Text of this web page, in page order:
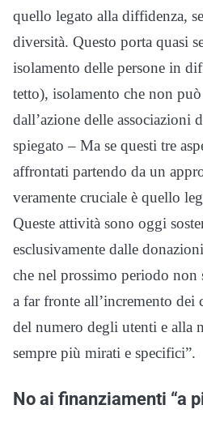
quello legato alla diffidenza,
diversità. Questo porta quasi
isolamento delle persone in
tetto), isolamento che non può
dall’azione delle associazioni
spiegato – Ma se questi tre
affrontati partendo da un
veramente cruciale è quello
Queste attività sono oggi
esclusivamente dalle
che nel prossimo periodo non
a far fronte all’incremento dei
del numero degli utenti e alla
sempre più mirati e specifici”.
No ai finanziamenti “a